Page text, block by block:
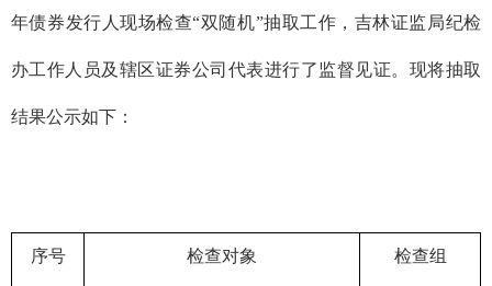
年债券发行人现场检查“双随机”抽取工作， 吉林证监局纪检
办工作人员及辖区证券公司 代表进行了监督 见证。现将抽取
结果公示如下：
序号 检查对象 检查组